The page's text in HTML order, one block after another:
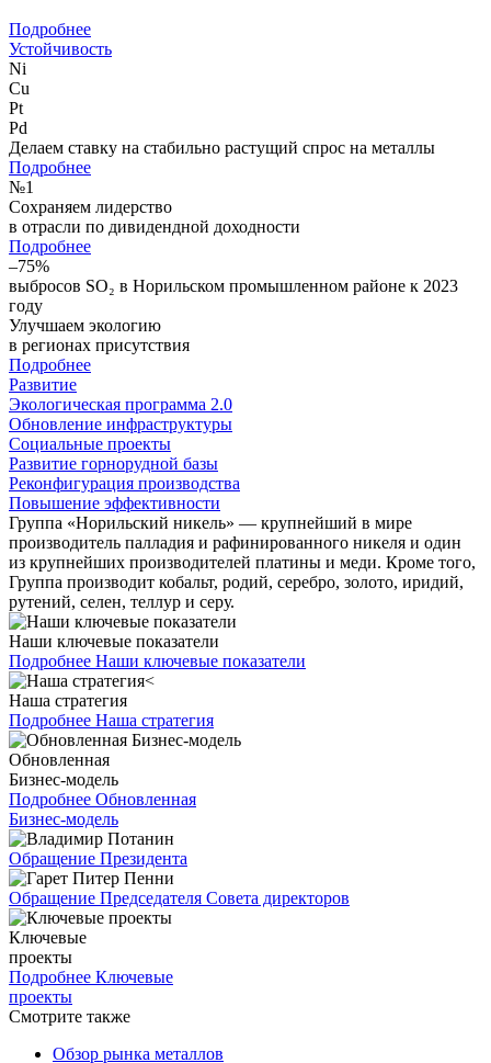
Подробнее
Устойчивость
Ni
Cu
Pt
Pd
Делаем ставку на стабильно растущий спрос на металлы
Подробнее
№1
Сохраняем лидерство
в отрасли по дивидендной доходности
Подробнее
–75%
выбросов SO₂ в Норильском промышленном районе к 2023
году
Улучшаем экологию
в регионах присутствия
Подробнее
Развитие
Экологическая программа 2.0
Обновление инфраструктуры
Социальные проекты
Развитие горнорудной базы
Реконфигурация производства
Повышение эффективности
Группа «Норильский никель» — крупнейший в мире
производитель палладия и рафинированного никеля и один
из крупнейших производителей платины и меди. Кроме того,
Группа производит кобальт, родий, серебро, золото, иридий,
рутений, селен, теллур и серу.
Наши ключевые показатели
Подробнее Наши ключевые показатели
Наша стратегия
Подробнее Наша стратегия
Обновленная
Бизнес-модель
Подробнее Обновленная
Бизнес-модель
Обращение Президента
Обращение Председателя Совета директоров
Ключевые
проекты
Подробнее Ключевые
проекты
Смотрите также
Обзор рынка металлов